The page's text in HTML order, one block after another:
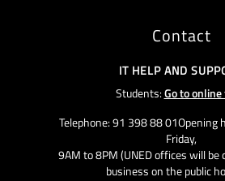
Contact
IT HELP AND
Students:Go to
Telephone: 91 398 88 01Opening
Friday,
9AM to 8PM (UNED offices will be
business on the public